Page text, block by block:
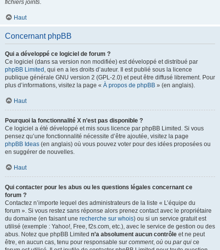
fichiers joints.
Haut
Concernant phpBB
Qui a développé ce logiciel de forum ?
Ce logiciel (dans sa version non modifiée) est développé et distribué par
phpBB Limited , qui en a les droits d’auteur. Il est publié sous la licence
publique générale GNU version 2 (GPL-2.0) et peut être diffusé librement. Pour
plus d’informations, visitez la page « À propos de phpBB » (en anglais).
Haut
Pourquoi la fonctionnalité X n’est pas disponible ?
Ce logiciel a été développé et mis sous licence par phpBB Limited. Si vous
pensez qu’une fonctionnalité nécessite d’être ajoutée, visitez la page
phpBB Ideas (en anglais) où vous pouvez voter pour des idées proposées ou
en suggérer de nouvelles.
Haut
Qui contacter pour les abus ou les questions légales concernant ce
forum ?
Contactez n’importe lequel des administrateurs de la liste « L’équipe du
forum ». Si vous restez sans réponse alors prenez contact avec le propriétaire
du domaine (en faisant une recherche sur whois) ou si un service gratuit est
utilisé (exemple : Yahoo!, Free, f2s.com, etc.), avec le service de gestion ou des
abus. Notez que phpBB Limited n’a absolument aucun contrôle et ne peut
être, en aucun cas, tenu pour responsable sur comment, où ou par qui ce